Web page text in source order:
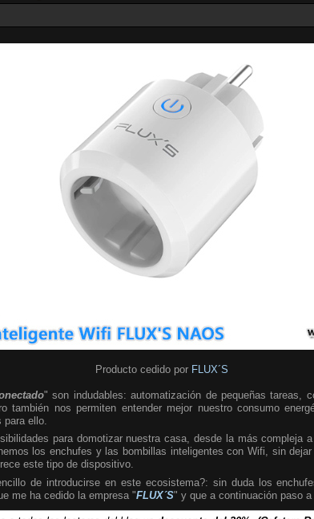
Producto cedido por FLUX´S
" son indudables: automatización de pequeñas tareas,
también nos permiten entender mejor nuestro consumo
ello.
para domotizar nuestra casa, desde la más compleja
los enchufes y las bombillas inteligentes con Wifi, sin
este tipo de dispositivo.
de introducirse en este ecosistema?: sin duda los
me ha cedido la empresa "FLUX´S" y que a continuación paso a